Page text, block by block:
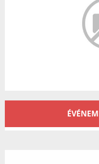
Ouverture et